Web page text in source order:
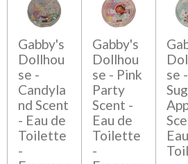
Gabby's
Dollhou
se -
Candyla
nd Scent
- Eau de
Toilette
-
Gabby's
Dollhou
se - Pink
Party
Scent -
Eau de
Toilette
-
se -